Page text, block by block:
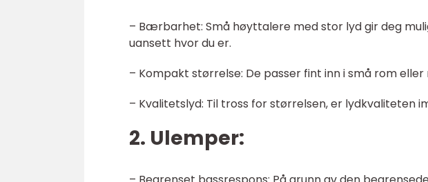
– Bærbarhet: Små høyttalere med stor lyd gir deg
uansett hvor du er.
– Kompakt størrelse: De passer fint inn i små rom
– Kvalitetslyd: Til tross for størrelsen, er lydkvaliteten
2. Ulemper: